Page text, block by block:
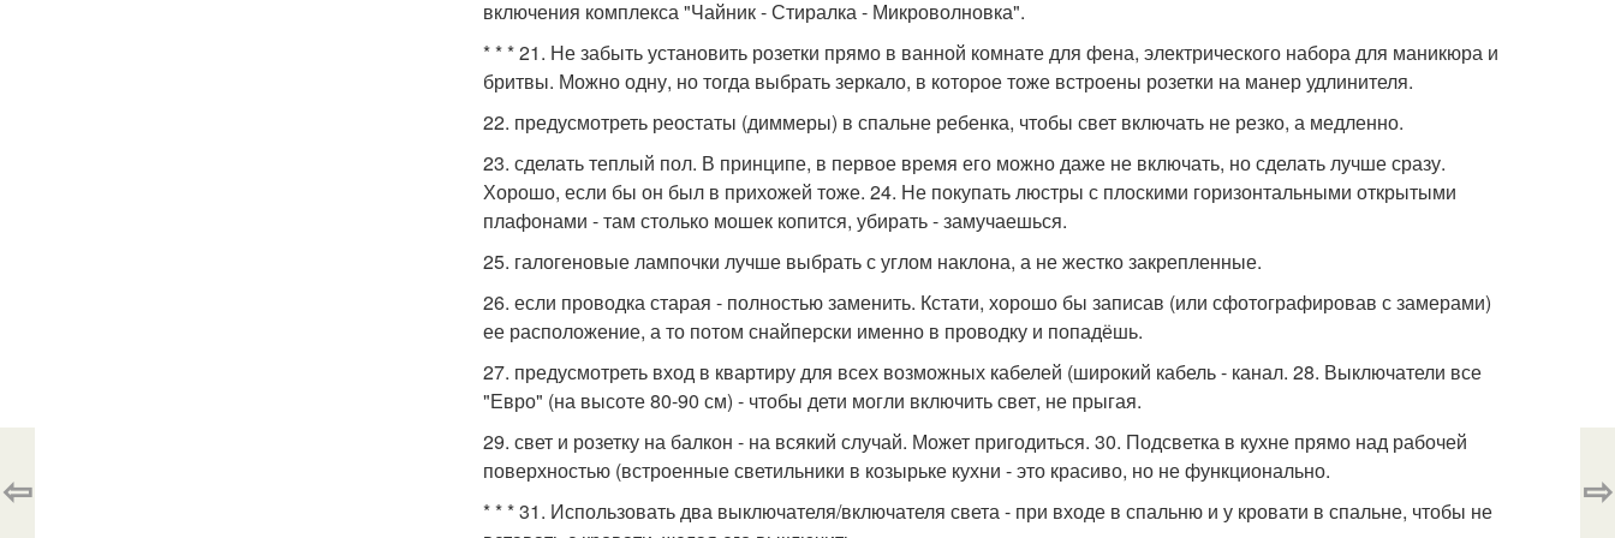
включения комплекса "Чайник - Стиралка - Микроволновка".
* * * 21. Не забыть установить розетки прямо в ванной комнате для фена, электрического набора для маникюра и
бритвы. Можно одну, но тогда выбрать зеркало, в которое тоже встроены розетки на манер удлинителя.
22. предусмотреть реостаты (диммеры) в спальне ребенка, чтобы свет включать не резко, а медленно.
23. сделать теплый пол. В принципе, в первое время его можно даже не включать, но сделать лучше сразу.
Хорошо, если бы он был в прихожей тоже. 24. Не покупать люстры с плоскими горизонтальными открытыми
плафонами - там столько мошек копится, убирать - замучаешься.
25. галогеновые лампочки лучше выбрать с углом наклона, а не жестко закрепленные.
26. если проводка старая - полностью заменить. Кстати, хорошо бы записав (или сфотографировав с замерами)
ее расположение, а то потом снайперски именно в проводку и попадёшь.
27. предусмотреть вход в квартиру для всех возможных кабелей (широкий кабель - канал. 28. Выключатели все
"Евро" (на высоте 80-90 см) - чтобы дети могли включить свет, не прыгая.
29. свет и розетку на балкон - на всякий случай. Может пригодиться. 30. Подсветка в кухне прямо над рабочей
поверхностью (встроенные светильники в козырьке кухни - это красиво, но не функционально.
* * * 31. Использовать два выключателя/включателя света - при входе в спальню и у кровати в спальне, чтобы не
⇦ ⇨